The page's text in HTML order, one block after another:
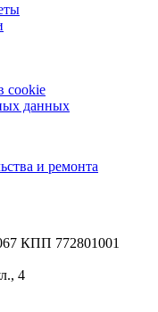
cookie
данных
и ремонта
КПП 772801001
4